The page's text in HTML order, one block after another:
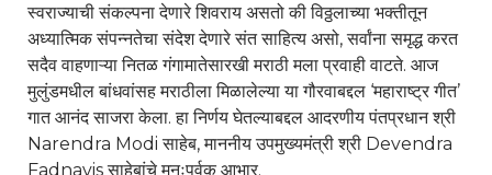
स्वराज्याची संकल्पना देणारे शिवराय असतो की विठ्ठलाच्या भक्तीतून
अध्यात्मिक संपन्नतेचा संदेश देणारे संत साहित्य असो, सर्वांना समृद्ध करत
सदैव वाहणाऱ्या नितळ गंगामातेसारखी मराठी मला प्रवाही वाटते. आज
मुलुंडमधील बांधवांसह मराठीला मिळालेल्या या गौरवाबद्दल ‘महाराष्ट्र गीत’
गात आनंद साजरा केला. हा निर्णय घेतल्याबद्दल आदरणीय पंतप्रधान श्री
Narendra Modi साहेब, माननीय उपमुख्यमंत्री श्री Devendra
Fadnavisसाहेबांचे मनःपुर्वक आभार.